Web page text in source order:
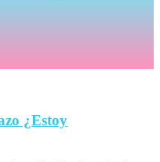
¿Estoy